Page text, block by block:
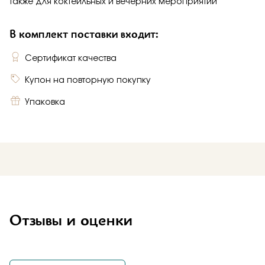
также для коктейльных и вечерних мероприятий
В комплект поставки входит:
Сертификат качества
Купон на повторную покупку
Упаковка
Отзывы и оценки